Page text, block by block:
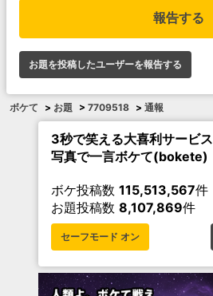
報告する
お題を投稿したユーザーを報告する
ボケて > お題 > 7709518 > 通報
3秒で笑える大喜利サービス
写真で一言ボケて(bokete)
ボケ投稿数 115,513,567件
お題投稿数 8,107,869件
セーフモード オン